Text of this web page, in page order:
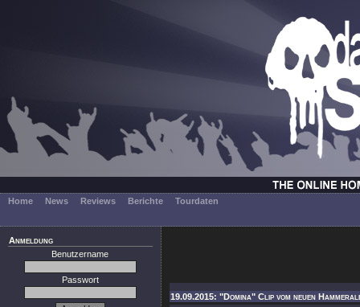
Home News Reviews Berichte Tourdaten
Anmeldung
Benutzername
Passwort
19.09.2015: "Domina" Clip vom neuen